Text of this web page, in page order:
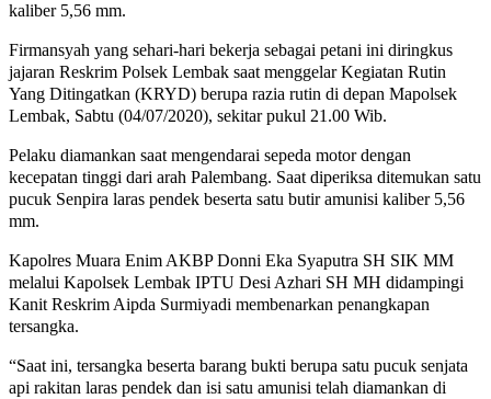
kaliber 5,56 mm.
Firmansyah yang sehari-hari bekerja sebagai petani ini diringkus
jajaran Reskrim Polsek Lembak saat menggelar Kegiatan Rutin
Yang Ditingatkan (KRYD) berupa razia rutin di depan Mapolsek
Lembak, Sabtu (04/07/2020), sekitar pukul 21.00 Wib.
Pelaku diamankan saat mengendarai sepeda motor dengan
kecepatan tinggi dari arah Palembang. Saat diperiksa ditemukan satu
pucuk Senpira laras pendek beserta satu butir amunisi kaliber 5,56
mm.
Kapolres Muara Enim AKBP Donni Eka Syaputra SH SIK MM
melalui Kapolsek Lembak IPTU Desi Azhari SH MH didampingi
Kanit Reskrim Aipda Surmiyadi membenarkan penangkapan
tersangka.
“Saat ini, tersangka beserta barang bukti berupa satu pucuk senjata
api rakitan laras pendek dan isi satu amunisi telah diamankan di